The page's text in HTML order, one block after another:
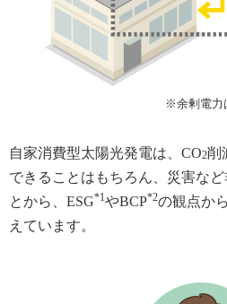
※余剰電力
自家消費型太陽光発電は、CO2削
できることはもちろん、災害な
とから、ESG*1やBCP*2の観点か
えています。